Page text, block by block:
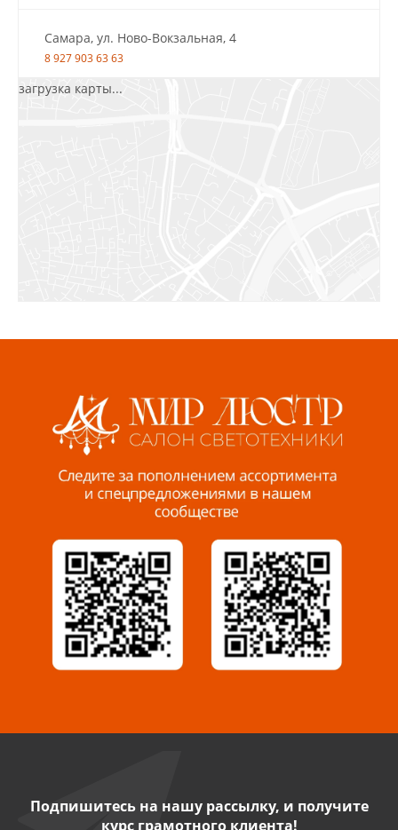
Самара, ул. Ново-Вокзальная, 4
8 927 903 63 63
Пенза, ул. Пролетарская, 61 ТЦ "Стройбери"
Миасс, ул. Романенко, 95
8 922 500 30 39
Сызрань, ул. Декабристов, 1А
8 927 009 54 63
Саратов, ул. Танкистов, 37 (БЦ «Дикомп»)
загрузка карты...
Подпишитесь на нашу рассылку, и получите
курс грамотного клиента!